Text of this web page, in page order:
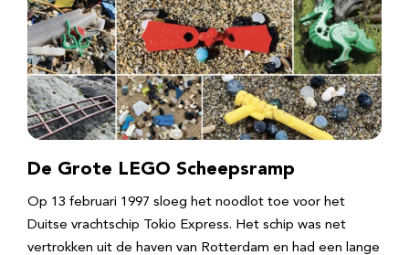
De Grote LEGO Scheepsramp
Op 13 februari 1997 sloeg het noodlot toe voor het
Duitse vrachtschip Tokio Express. Het schip was net
vertrokken uit de haven van Rotterdam en had een lange